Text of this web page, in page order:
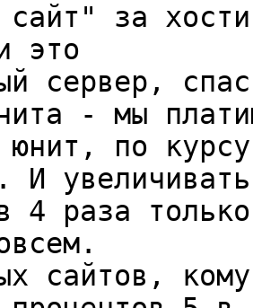
сайт" за
это
сервер,
- мы
по
И
4 раза
сайтов,